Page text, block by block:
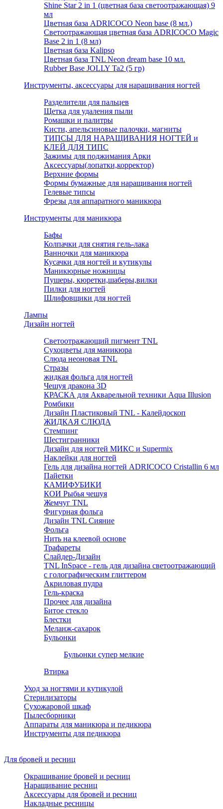
Shine Star 2 in 1 (цветная база светоотражающая) 9
мл
Цветная база ADRICOCO Neon base (8 мл.)
Светоотражающая цветная база ADRICOCO Magic
Base 2 in 1 (8 мл)
Цветная база Kalipso
Цветная база TNL Neon dream base 10 мл.
Rubber Base JOLLY Ta2 (5 гр)
Инструменты, аксессуары для наращивания ногтей
Разделители для пальцев
Щетка для удаления пыли
Ромашки и палитры
Кисти, апельсиновые палочки, магниты
ТИПСЫ ДЛЯ НАРАЩИВАНИЯ НОГТЕЙ и
КЛЕЙ ДЛЯ ТИПС
Зажимы для поджимания Арки
Аксессуары(лопатки,корректор)
Верхние формы
Формы бумажные для наращивания ногтей
Гелевые типсы
Фрезы для аппаратного маникюра
Инструменты для маникюра
Бафы
Колпачки для снятия гель-лака
Ванночки для маникюра
Кусачки для ногтей и кутикулы
Маникюрные ножницы
Пушеры, кюретки,шаберы,вилки
Пилки для ногтей
Шлифовщики для ногтей
Лампы
Дизайн ногтей
Светоотражающий пигмент TNL
Сухоцветы для маникюра
Слюда неоновая TNL
Стразы
жидкая фольга для ногтей
Чешуя дракона 3D
КРАСКА для Акварельной техники Aqua Illusion
Ромбики
Дизайн Пластиковый TNL - Калейдоскоп
ЖИДКАЯ СЛЮДА
Стемпинг
Шестигранники
Дизайн для ногтей МИКС и Supermix
Наклейки для ногтей
Гель для дизайна ногтей ADRICOCO Cristallin 6 мл
Пайетки
КАМИФУБИКИ
КОИ Рыбья чешуя
Жемчуг TNL
Фигурная фольга
Дизайн TNL Сияние
Фольга
Нить на клеевой основе
Трафареты
Слайдер-Дизайн
TNL InSpace - гель для дизайна светоотражающий
с голографическим глиттером
Акриловая пудра
Гель-краска
Прочее для дизайна
Битое стекло
Блестки
Меланж-сахарок
Бульонки
Бульонки супер мелкие
Втирка
Уход за ногтями и кутикулой
Стерилизаторы
Сухожаровой шкаф
Пылесборники
Аппараты для маникюра и педикюра
Инструменты для педикюра
Для бровей и ресниц
Окрашивание бровей и ресниц
Наращивание ресниц
Аксессуары для бровей и ресниц
Накладные ресницы